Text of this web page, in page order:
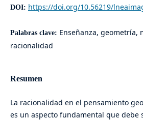
DOI: https://doi.org/10.56219/
Palabras clave: Enseñanza, geometría,
racionalidad
Resumen
La racionalidad en el pensamiento
es un aspecto fundamental que debe